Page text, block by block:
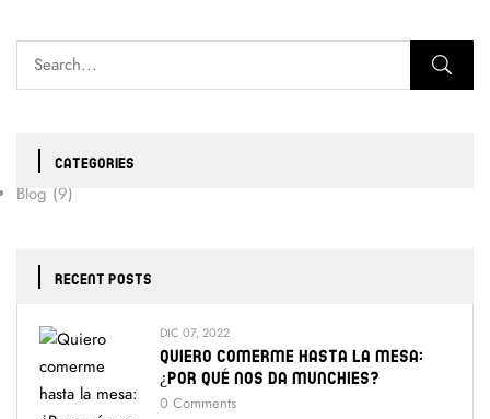
CATEGORIES
Blog (9)
RECENT POSTS
DIC 07, 2022
Quiero Comerme Hasta La Mesa:
¿Por Qué Nos Da Munchies?
0 Comments